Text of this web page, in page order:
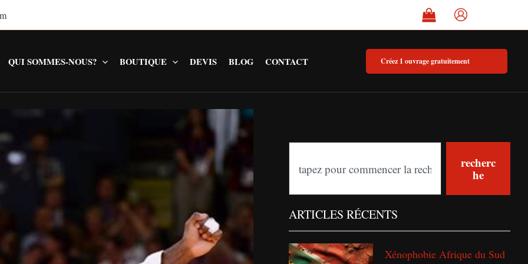
QUI SOMMES-NOUS? BOUTIQUE DEVIS BLOG CONTACT Créez 1 ouvrage gratuitement
a
r
c
recherc
he
ARTICLES RÉCENTS
Xénophobie Afrique du Sud